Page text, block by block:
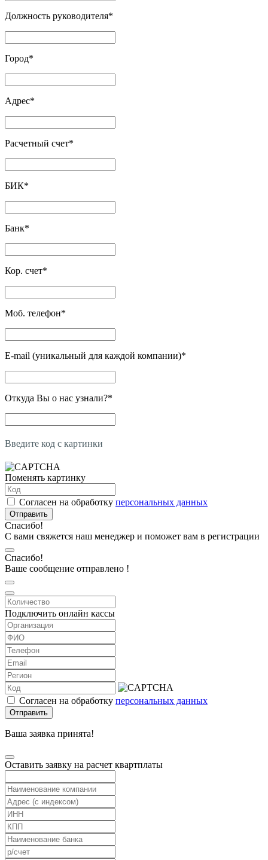
Должность руководителя*
Город*
Адрес*
Расчетный счет*
БИК*
Банк*
Кор. счет*
Моб. телефон*
E-mail (уникальный для каждой компании)*
Откуда Вы о нас узнали?*
Введите код с картинки
Поменять картинку
Согласен на обработку персональных данных
Отправить
Спасибо!
С вами свяжется наш менеджер и поможет вам в регистрации
Спасибо!
Ваше сообщение отправлено !
Подключить онлайн кассы
Согласен на обработку персональных данных
Отправить
Ваша заявка принята!
Оставить заявку на расчет квартплаты